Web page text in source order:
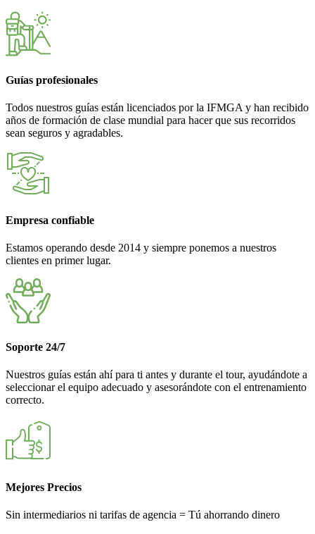
Guías profesionales
Todos nuestros guías están licenciados por la IFMGA y han recibido
años de formación de clase mundial para hacer que sus recorridos
sean seguros y agradables.
Empresa confiable
Estamos operando desde 2014 y siempre ponemos a nuestros
clientes en primer lugar.
Soporte 24/7
Nuestros guías están ahí para ti antes y durante el tour, ayudándote a
seleccionar el equipo adecuado y asesorándote con el entrenamiento
correcto.
Mejores Precios
Sin intermediarios ni tarifas de agencia = Tú ahorrando dinero